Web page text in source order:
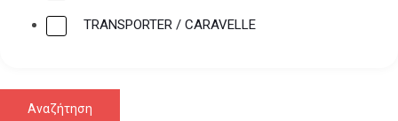
TRANSPORTER / CARAVELLE